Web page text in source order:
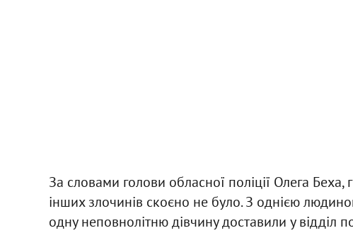
За словами голови обласної поліції Олега
інших злочинів скоєно не було. З однією
одну неповнолітню дівчину доставили у відділ